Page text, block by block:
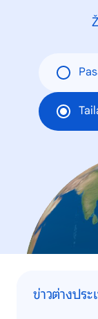
ข่าวต่างประ